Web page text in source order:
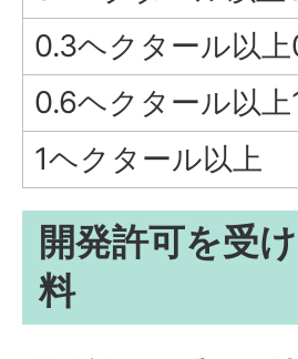
0.3ヘクタール以
0.6ヘクタール以
1ヘクタール以上
開発許可を受
料